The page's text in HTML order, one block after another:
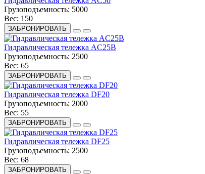
Грузоподъемность: 5000
Вес: 150
ЗАБРОНИРОВАТЬ
Гидравлическая тележка AC25B
Грузоподъемность: 2500
Вес: 65
ЗАБРОНИРОВАТЬ
Гидравлическая тележка DF20
Грузоподъемность: 2000
Вес: 55
ЗАБРОНИРОВАТЬ
Гидравлическая тележка DF25
Грузоподъемность: 2500
Вес: 68
ЗАБРОНИРОВАТЬ